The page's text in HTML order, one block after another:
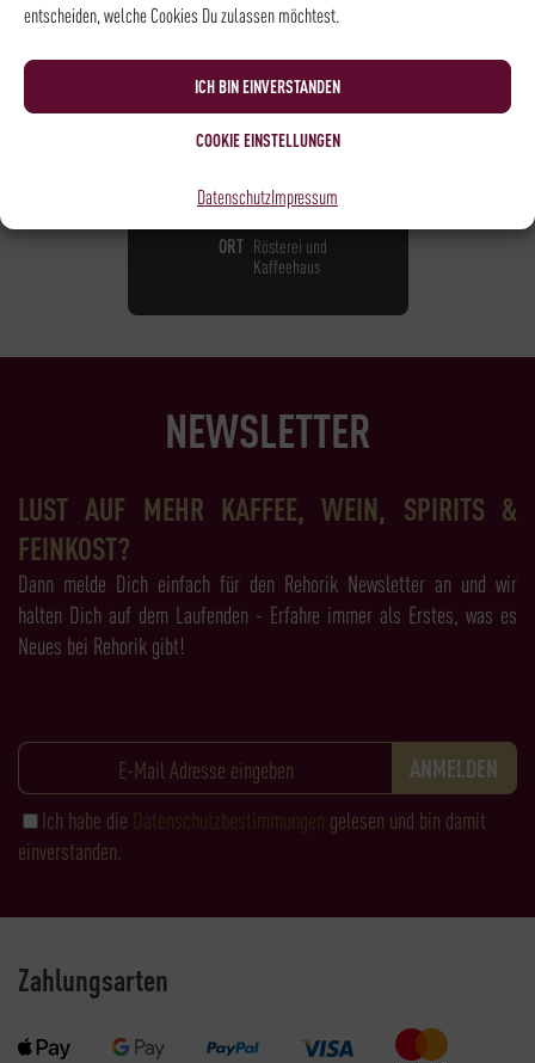
entscheiden, welche Cookies Du zulassen möchtest.
ICH BIN EINVERSTANDEN
COOKIE EINSTELLUNGEN
DatenschutzImpressum
RÖSTEREIFÜHRUNG
15,00€*
NOCH13PLÄTZE VERFÜGBAR
UHRZEIT 14:00 - 14:45
ORT Rösterei und
Kaffeehaus
NEWSLETTER
LUST AUF MEHR KAFFEE, WEIN, SPIRITS &
FEINKOST?
Dann melde Dich einfach für den Rehorik Newsletter an und wir
halten Dich auf dem Laufenden - Erfahre immer als Erstes, was es
Neues bei Rehorik gibt!
Ich habe die Datenschutzbestimmungen gelesen und bin damit
einverstanden.
Zahlungsarten